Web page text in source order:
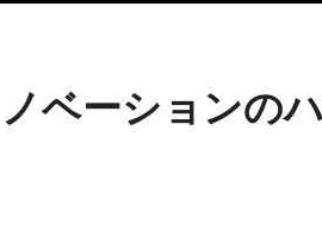
ベーションの